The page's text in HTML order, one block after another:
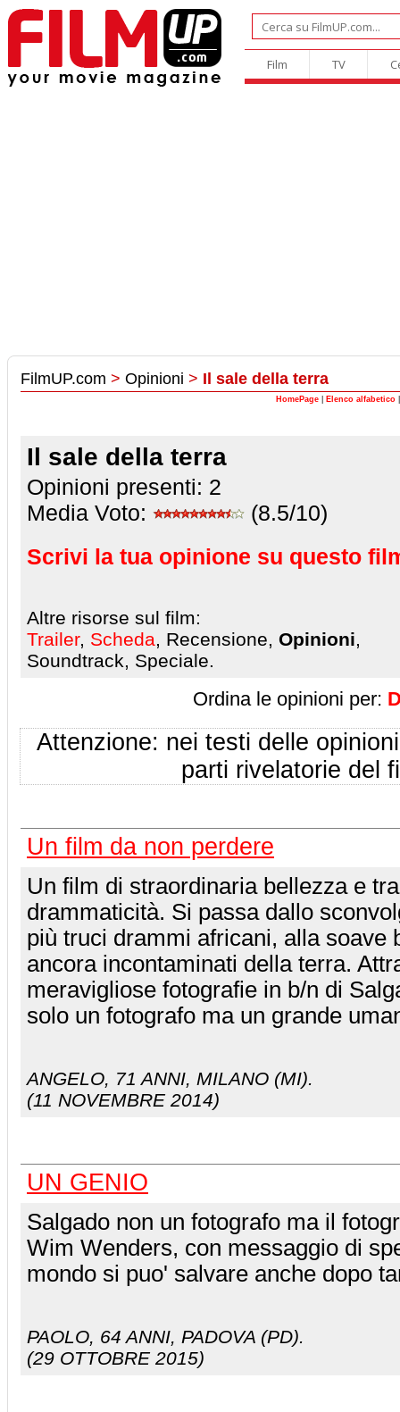
Film TV
FilmUP.com > Opinioni > Il sale della terra
HomePage Elenco alfabetico
Il sale della terra
Opinioni presenti: 2
Media Voto:
(8.5/10)
Scrivi la tua opinione su questo
Altre risorse sul film:
Trailer, Scheda, Recensione, Opinioni,
Soundtrack, Speciale.
Ordina le opinioni per:
Attenzione: nei testi delle
parti rivelatorie del
Un film da non perdere
Un film di straordinaria bellezza e
drammaticità. Si passa dallo
più truci drammi africani, alla soave
ancora incontaminati della terra.
meravigliose fotografie in b/n di
solo un fotografo ma un grande
ANGELO, 71 ANNI, MILANO (MI).
(11 NOVEMBRE 2014)
UN GENIO
Salgado non un fotografo ma il
Wim Wenders, con messaggio di
mondo si puo' salvare anche dopo
PAOLO, 64 ANNI, PADOVA (PD).
(29 OTTOBRE 2015)